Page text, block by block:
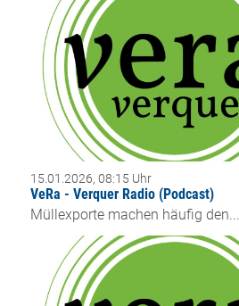
15.01.2026, 08:15 Uhr
VeRa - Verquer Radio (Podcast)
Müllexporte machen häufig den...